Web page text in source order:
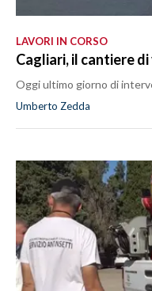
LAVORI IN CORSO
Cagliari, il cantiere
Oggi ultimo giorno di
Umberto Zedda